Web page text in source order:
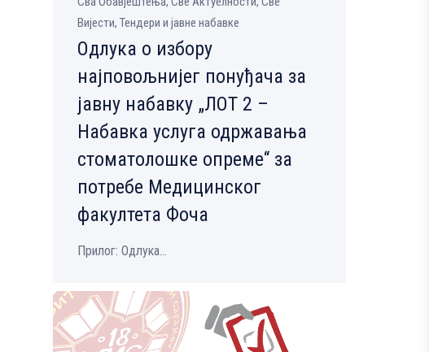
Вијести, Тендери и јавне набавке
Одлука о избору
најповољнијег понуђача за
јавну набавку „ЛОТ 2 –
Набавка услуга одржавања
стоматолошке опреме“ за
потребе Медицинског
факултета Фоча
Прилог: Одлука...